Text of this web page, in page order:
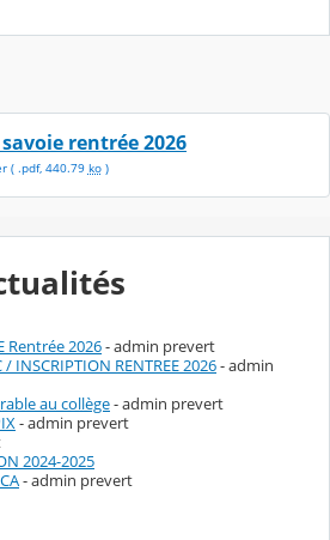
rentrée 2026
( .pdf, 440.79 ko)
Rentrée 2026- admin prevert
INSCRIPTION RENTREE 2026- admin
au collège- admin prevert
- admin prevert
2024-2025
- admin prevert